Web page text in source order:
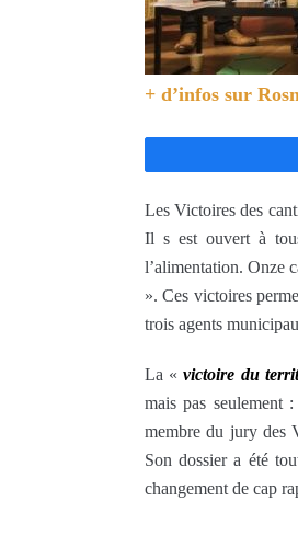
+ d’infos sur
Les Victoires des
Il s est ouvert à
l’alimentation. Onze
». Ces victoires
trois agents
La «victoire du
mais pas seulement
membre du jury des
Son dossier a été
changement de cap